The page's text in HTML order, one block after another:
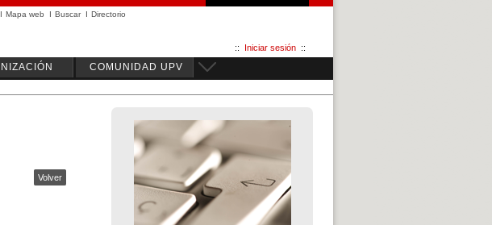
I Mapa web I Buscar I Directorio
:: Iniciar sesión ::
COMUNIDAD UPV
Volver